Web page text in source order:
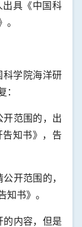
具《中国科
。
学院海洋研
：
范围的，出
知书》，告
开范围的，
知书》。
内容，但是